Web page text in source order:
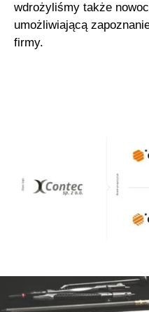
wdrożyliśmy także
umożliwiającą
firmy.